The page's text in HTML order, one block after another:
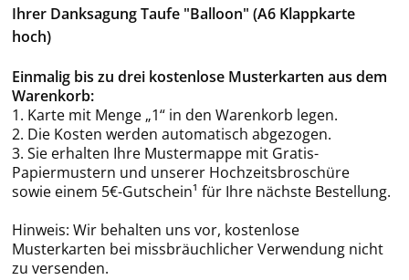
Ihrer Danksagung Taufe "Balloon" (A6 Klappkarte
hoch)
Einmalig bis zu drei kostenlose Musterkarten aus dem
Warenkorb:
1. Karte mit Menge „1“ in den Warenkorb legen.
2. Die Kosten werden automatisch abgezogen.
3. Sie erhalten Ihre Mustermappe mit Gratis-
Papiermustern und unserer Hochzeitsbroschüre
sowie einem 5€-Gutschein¹ für Ihre nächste Bestellung.
Hinweis: Wir behalten uns vor, kostenlose
Musterkarten bei missbräuchlicher Verwendung nicht
zu versenden.